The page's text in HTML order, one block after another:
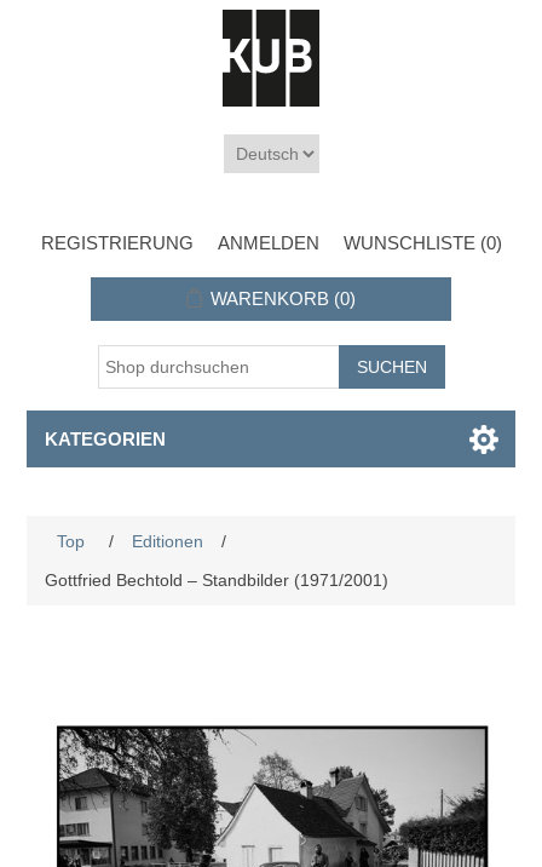
REGISTRIERUNG ANMELDEN WUNSCHLISTE (0)
WARENKORB (0)
KATEGORIEN
Top / Editionen
/
Gottfried Bechtold – Standbilder (1971/2001)